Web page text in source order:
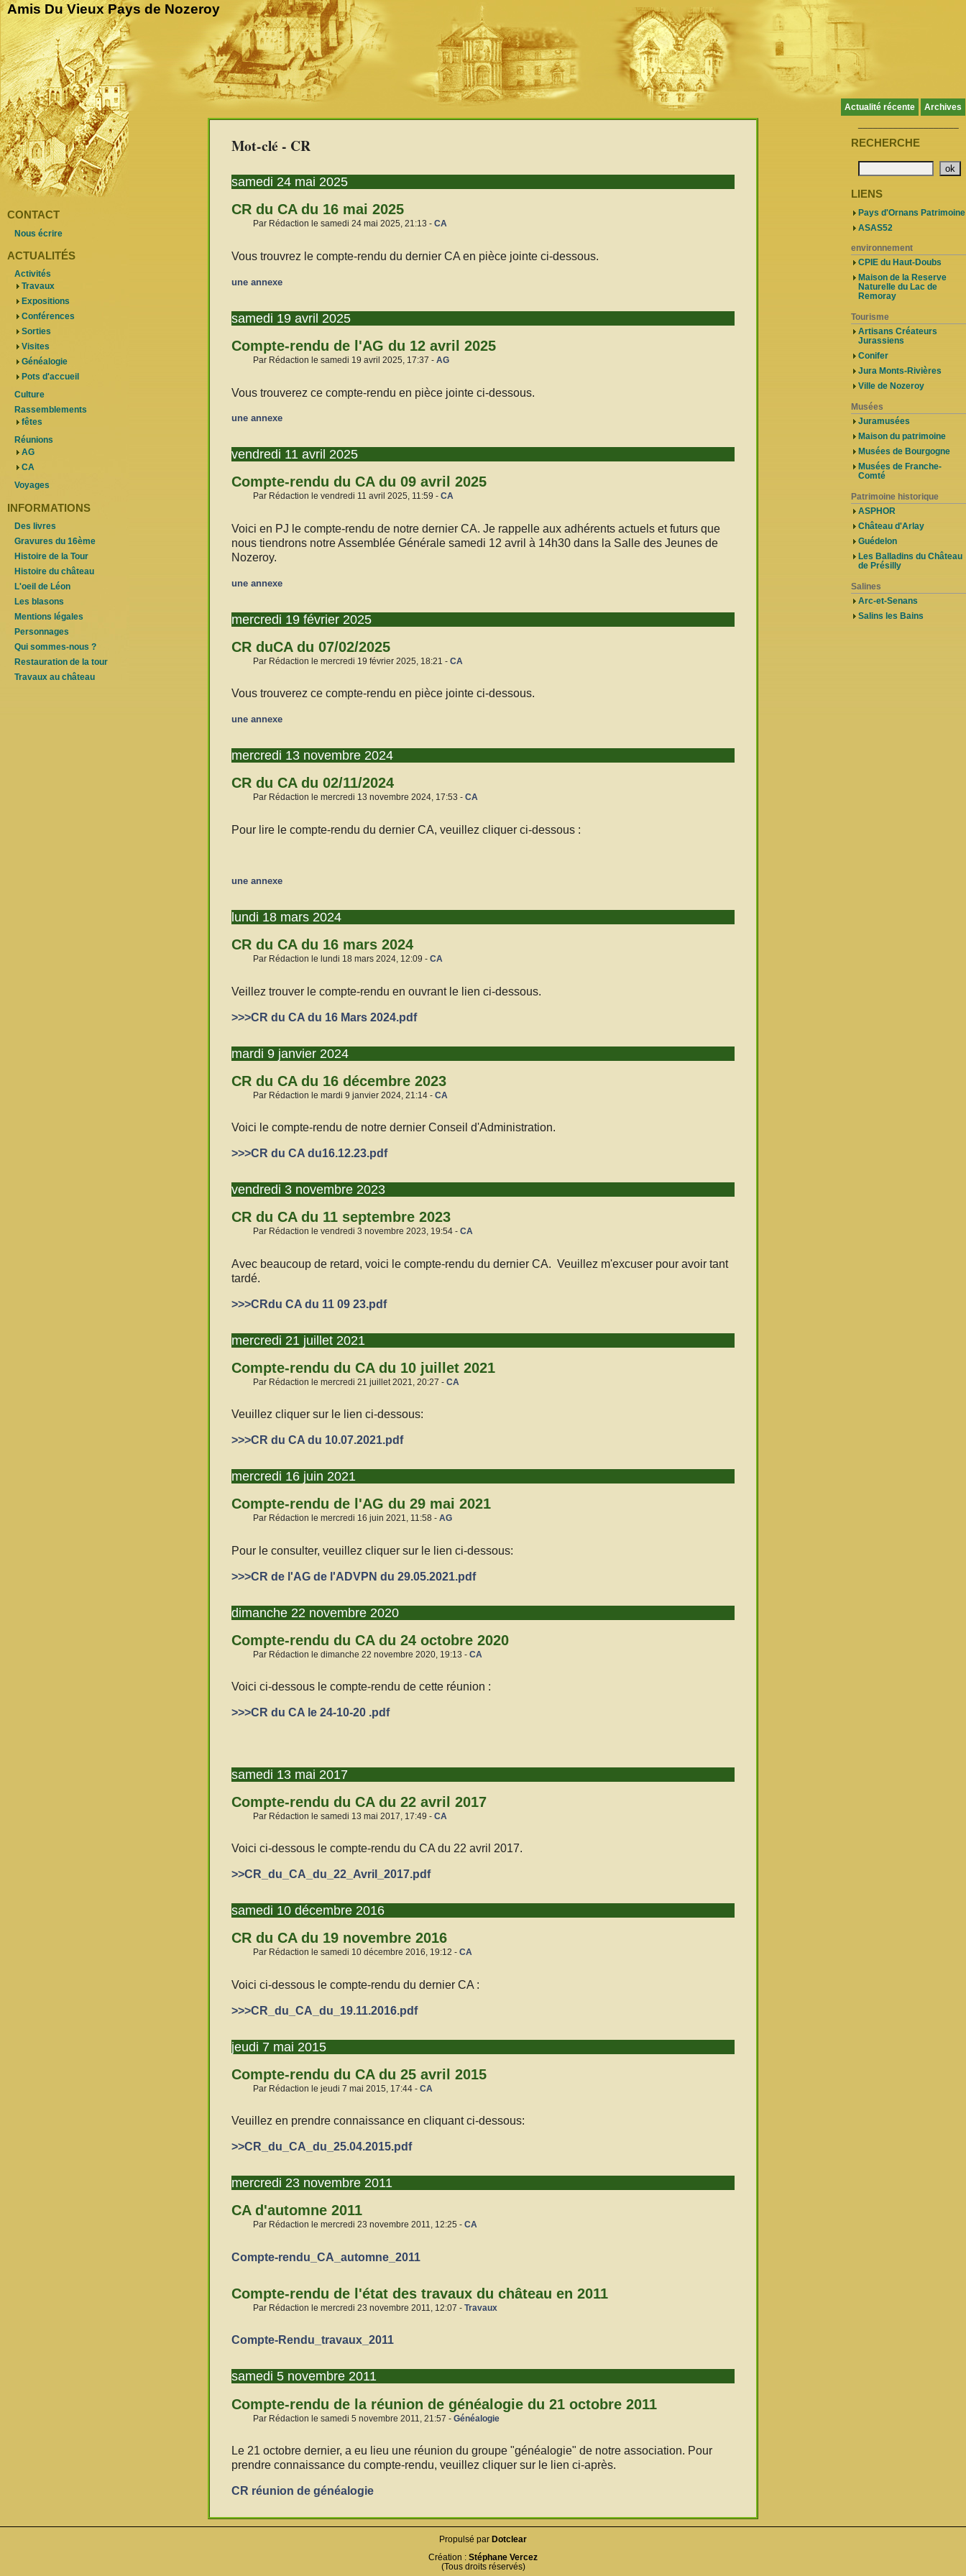
Amis Du Vieux Pays de Nozeroy
Actualité récente Archives
Mot-clé - CR
samedi 24 mai 2025
CR du CA du 16 mai 2025
Par Rédaction le samedi 24 mai 2025, 21:13 - CA
Vous trouvrez le compte-rendu du dernier CA en pièce jointe ci-dessous.
une annexe
samedi 19 avril 2025
Compte-rendu de l'AG du 12 avril 2025
Par Rédaction le samedi 19 avril 2025, 17:37 - AG
Vous trouverez ce compte-rendu en pièce jointe ci-dessous.
une annexe
vendredi 11 avril 2025
Compte-rendu du CA du 09 avril 2025
Par Rédaction le vendredi 11 avril 2025, 11:59 - CA
Voici en PJ le compte-rendu de notre dernier CA. Je rappelle aux adhérents actuels et futurs que
nous tiendrons notre Assemblée Générale samedi 12 avril à 14h30 dans la Salle des Jeunes de
Nozeroy.
une annexe
mercredi 19 février 2025
CR duCA du 07/02/2025
Par Rédaction le mercredi 19 février 2025, 18:21 - CA
Vous trouverez ce compte-rendu en pièce jointe ci-dessous.
une annexe
mercredi 13 novembre 2024
CR du CA du 02/11/2024
Par Rédaction le mercredi 13 novembre 2024, 17:53 - CA
Pour lire le compte-rendu du dernier CA, veuillez cliquer ci-dessous :
une annexe
lundi 18 mars 2024
CR du CA du 16 mars 2024
Par Rédaction le lundi 18 mars 2024, 12:09 - CA
Veillez trouver le compte-rendu en ouvrant le lien ci-dessous.
>>>CR du CA du 16 Mars 2024.pdf
mardi 9 janvier 2024
CR du CA du 16 décembre 2023
Par Rédaction le mardi 9 janvier 2024, 21:14 - CA
Voici le compte-rendu de notre dernier Conseil d'Administration.
>>>CR du CA du16.12.23.pdf
vendredi 3 novembre 2023
CR du CA du 11 septembre 2023
Par Rédaction le vendredi 3 novembre 2023, 19:54 - CA
Avec beaucoup de retard, voici le compte-rendu du dernier CA. Veuillez m'excuser pour avoir tant
tardé.
>>>CRdu CA du 11 09 23.pdf
mercredi 21 juillet 2021
Compte-rendu du CA du 10 juillet 2021
Par Rédaction le mercredi 21 juillet 2021, 20:27 - CA
Veuillez cliquer sur le lien ci-dessous:
>>>CR du CA du 10.07.2021.pdf
mercredi 16 juin 2021
Compte-rendu de l'AG du 29 mai 2021
Par Rédaction le mercredi 16 juin 2021, 11:58 - AG
Pour le consulter, veuillez cliquer sur le lien ci-dessous:
>>>CR de l'AG de l'ADVPN du 29.05.2021.pdf
dimanche 22 novembre 2020
Compte-rendu du CA du 24 octobre 2020
Par Rédaction le dimanche 22 novembre 2020, 19:13 - CA
Voici ci-dessous le compte-rendu de cette réunion :
>>>CR du CA le 24-10-20 .pdf
samedi 13 mai 2017
Compte-rendu du CA du 22 avril 2017
Par Rédaction le samedi 13 mai 2017, 17:49 - CA
Voici ci-dessous le compte-rendu du CA du 22 avril 2017.
>>CR_du_CA_du_22_Avril_2017.pdf
samedi 10 décembre 2016
CR du CA du 19 novembre 2016
Par Rédaction le samedi 10 décembre 2016, 19:12 - CA
Voici ci-dessous le compte-rendu du dernier CA :
>>>CR_du_CA_du_19.11.2016.pdf
jeudi 7 mai 2015
Compte-rendu du CA du 25 avril 2015
Par Rédaction le jeudi 7 mai 2015, 17:44 - CA
Veuillez en prendre connaissance en cliquant ci-dessous:
>>CR_du_CA_du_25.04.2015.pdf
mercredi 23 novembre 2011
CA d'automne 2011
Par Rédaction le mercredi 23 novembre 2011, 12:25 - CA
Compte-rendu_CA_automne_2011
Compte-rendu de l'état des travaux du château en 2011
Par Rédaction le mercredi 23 novembre 2011, 12:07 - Travaux
Compte-Rendu_travaux_2011
samedi 5 novembre 2011
Compte-rendu de la réunion de généalogie du 21 octobre 2011
Par Rédaction le samedi 5 novembre 2011, 21:57 - Généalogie
Le 21 octobre dernier, a eu lieu une réunion du groupe "généalogie" de notre association. Pour
prendre connaissance du compte-rendu, veuillez cliquer sur le lien ci-après.
CR réunion de généalogie
CONTACT
Nous écrire
ACTUALITÉS
Activités
Travaux
Expositions
Conférences
Sorties
Visites
Généalogie
Pots d'accueil
Culture
Rassemblements
fêtes
Réunions
AG
CA
Voyages
INFORMATIONS
Des livres
Gravures du 16ème
Histoire de la Tour
Histoire du château
L'oeil de Léon
Les blasons
Mentions légales
Personnages
Qui sommes-nous ?
Restauration de la tour
Travaux au château
RECHERCHE
LIENS
Pays d'Ornans Patrimoine
ASAS52
environnement
CPIE du Haut-Doubs
Maison de la Reserve
Naturelle du Lac de
Remoray
Tourisme
Artisans Créateurs
Jurassiens
Conifer
Jura Monts-Rivières
Ville de Nozeroy
Musées
Juramusées
Maison du patrimoine
Musées de Bourgogne
Musées de Franche-
Comté
Patrimoine historique
ASPHOR
Château d'Arlay
Guédelon
Les Balladins du Château
de Présilly
Salines
Arc-et-Senans
Salins les Bains
Propulsé par Dotclear
Création : Stéphane Vercez
(Tous droits réservés)